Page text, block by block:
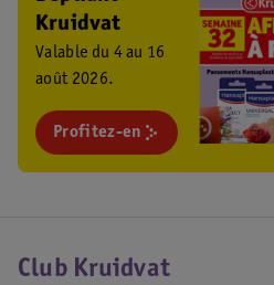
Kruidvat
Valable du 4 au 16
août 2026.
Profitez-en
Club Kruidvat